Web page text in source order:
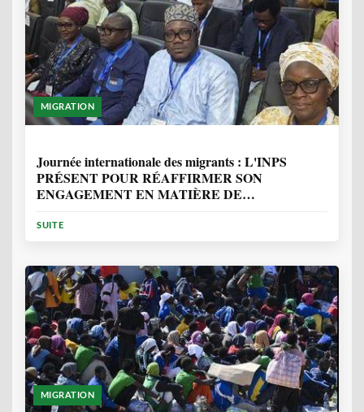
MIGRATION
Journée internationale des migrants : L'INPS
PRÉSENT POUR RÉAFFIRMER SON
ENGAGEMENT EN MATIÈRE DE
SUITE
MIGRATION